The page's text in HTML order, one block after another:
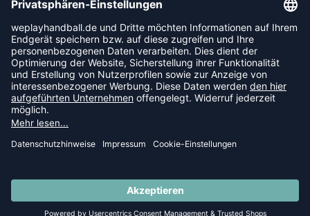
FOLLOW US